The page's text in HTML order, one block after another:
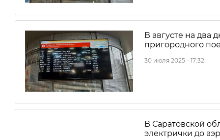
В августе на два
пригородного
30 июля 2025 - 17:32
В Саратовской
электрички до